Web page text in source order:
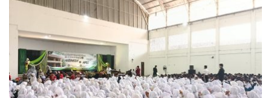
SEARCH
Cari
untuk:
LATEST POSTS